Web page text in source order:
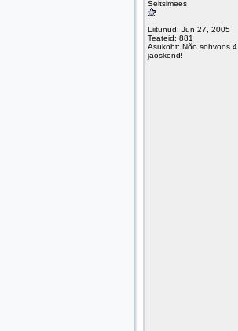
Seltsimees
Liitunud: Jun 27, 2005
Teateid: 881
Asukoht: Nõo sohvoos 4
jaoskond!